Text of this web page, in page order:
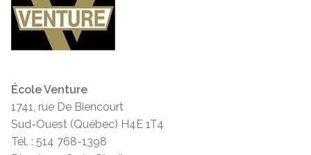
École Venture
1741, rue De Biencourt
Sud-Ouest (Québec) H4E 1T4
Tél. : 514 768-1398